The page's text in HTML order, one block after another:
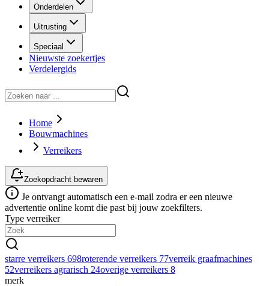
Onderdelen
Uitrusting
Speciaal
Nieuwste zoekertjes
Verdelergids
Home
Bouwmachines
Verreikers
Zoekopdracht bewaren
Je ontvangt automatisch een e-mail zodra er een nieuwe
advertentie online komt die past bij jouw zoekfilters.
Type verreiker
starre verreikers 698roterende verreikers 77verreik graafmachines
52verreikers agrarisch 24overige verreikers 8
merk